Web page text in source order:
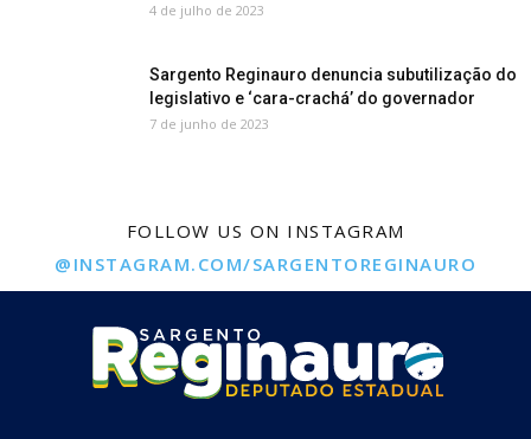
4 de julho de 2023
Sargento Reginauro denuncia subutilização do
legislativo e ‘cara-crachá’ do governador
7 de junho de 2023
FOLLOW US ON INSTAGRAM
@INSTAGRAM.COM/SARGENTOREGINAURO